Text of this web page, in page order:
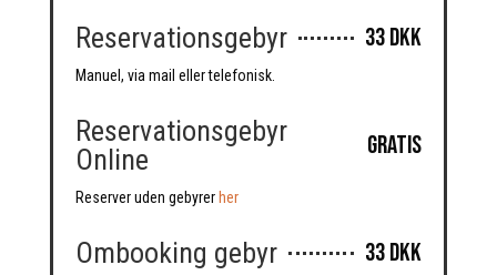
Reservationsgebyr 33 DKK
Manuel, via mail eller telefonisk.
Reservationsgebyr
Online
Gratis
Reserver uden gebyrer her
Ombooking gebyr 33 DKK